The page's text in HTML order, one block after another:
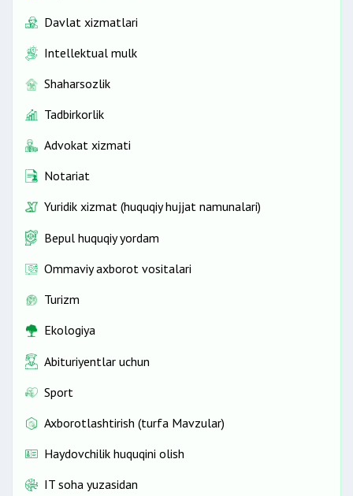
Davlat xizmatlari
Intellektual mulk
Shaharsozlik
Tadbirkorlik
Advokat xizmati
Notariat
Yuridik xizmat (huquqiy hujjat namunalari)
Bepul huquqiy yordam
Ommaviy axborot vositalari
Turizm
Ekologiya
Abituriyentlar uchun
Sport
Axborotlashtirish (turfa Mavzular)
Haydovchilik huquqini olish
IT soha yuzasidan